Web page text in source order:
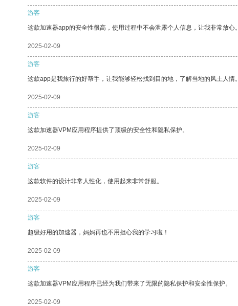
游客
这款加速器app的安全性很高，使用过程中不会泄露个人信息，让我非常放心。
2025-02-09
游客
这款app是我旅行的好帮手，让我能够轻松找到目的地，了解当地的风土人情。
2025-02-09
游客
这款加速器VPM应用程序提供了顶级的安全性和隐私保护。
2025-02-09
游客
这款软件的设计非常人性化，使用起来非常舒服。
2025-02-09
游客
超级好用的加速器，妈妈再也不用担心我的学习啦！
2025-02-09
游客
这款加速器VPM应用程序已经为我们带来了无限的隐私保护和安全性保护。
2025-02-09